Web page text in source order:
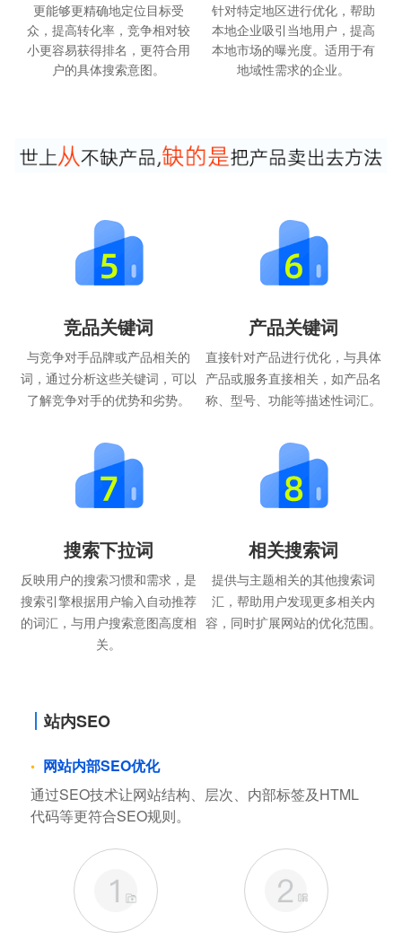
更能够更精确地定位目标受
众，提高转化率，竞争相对较
小更容易获得排名，更符合用
户的具体搜索意图。
针对特定地区进行优化，帮助
本地企业吸引当地用户，提高
本地市场的曝光度。适用于有
地域性需求的企业。
竞品关键词
与竞争对手品牌或产品相关的
词，通过分析这些关键词，可以
了解竞争对手的优势和劣势。
产品关键词
直接针对产品进行优化，与具体
产品或服务直接相关，如产品名
称、型号、功能等描述性词汇。
搜索下拉词
反映用户的搜索习惯和需求，是
搜索引擎根据用户输入自动推荐
的词汇，与用户搜索意图高度相
关。
相关搜索词
提供与主题相关的其他搜索词
汇，帮助用户发现更多相关内
容，同时扩展网站的优化范围。
站内SEO
网站内部SEO优化
通过SEO技术让网站结构、层次、内部标签及HTML
代码等更符合SEO规则。